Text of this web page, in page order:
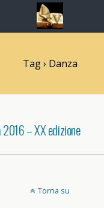
Tag › Danza
– XX edizione
Torna su